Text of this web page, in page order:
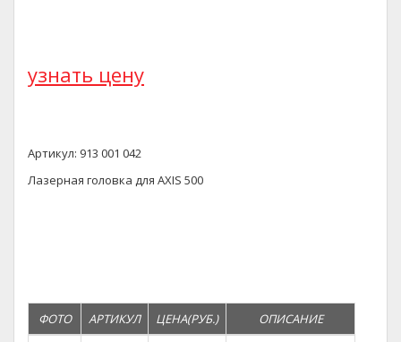
узнать цену
Артикул: 913 001 042
Лазерная головка для AXIS 500
ФОТО АРТИКУЛ ЦЕНА(РУБ.)
ОПИСАНИЕ